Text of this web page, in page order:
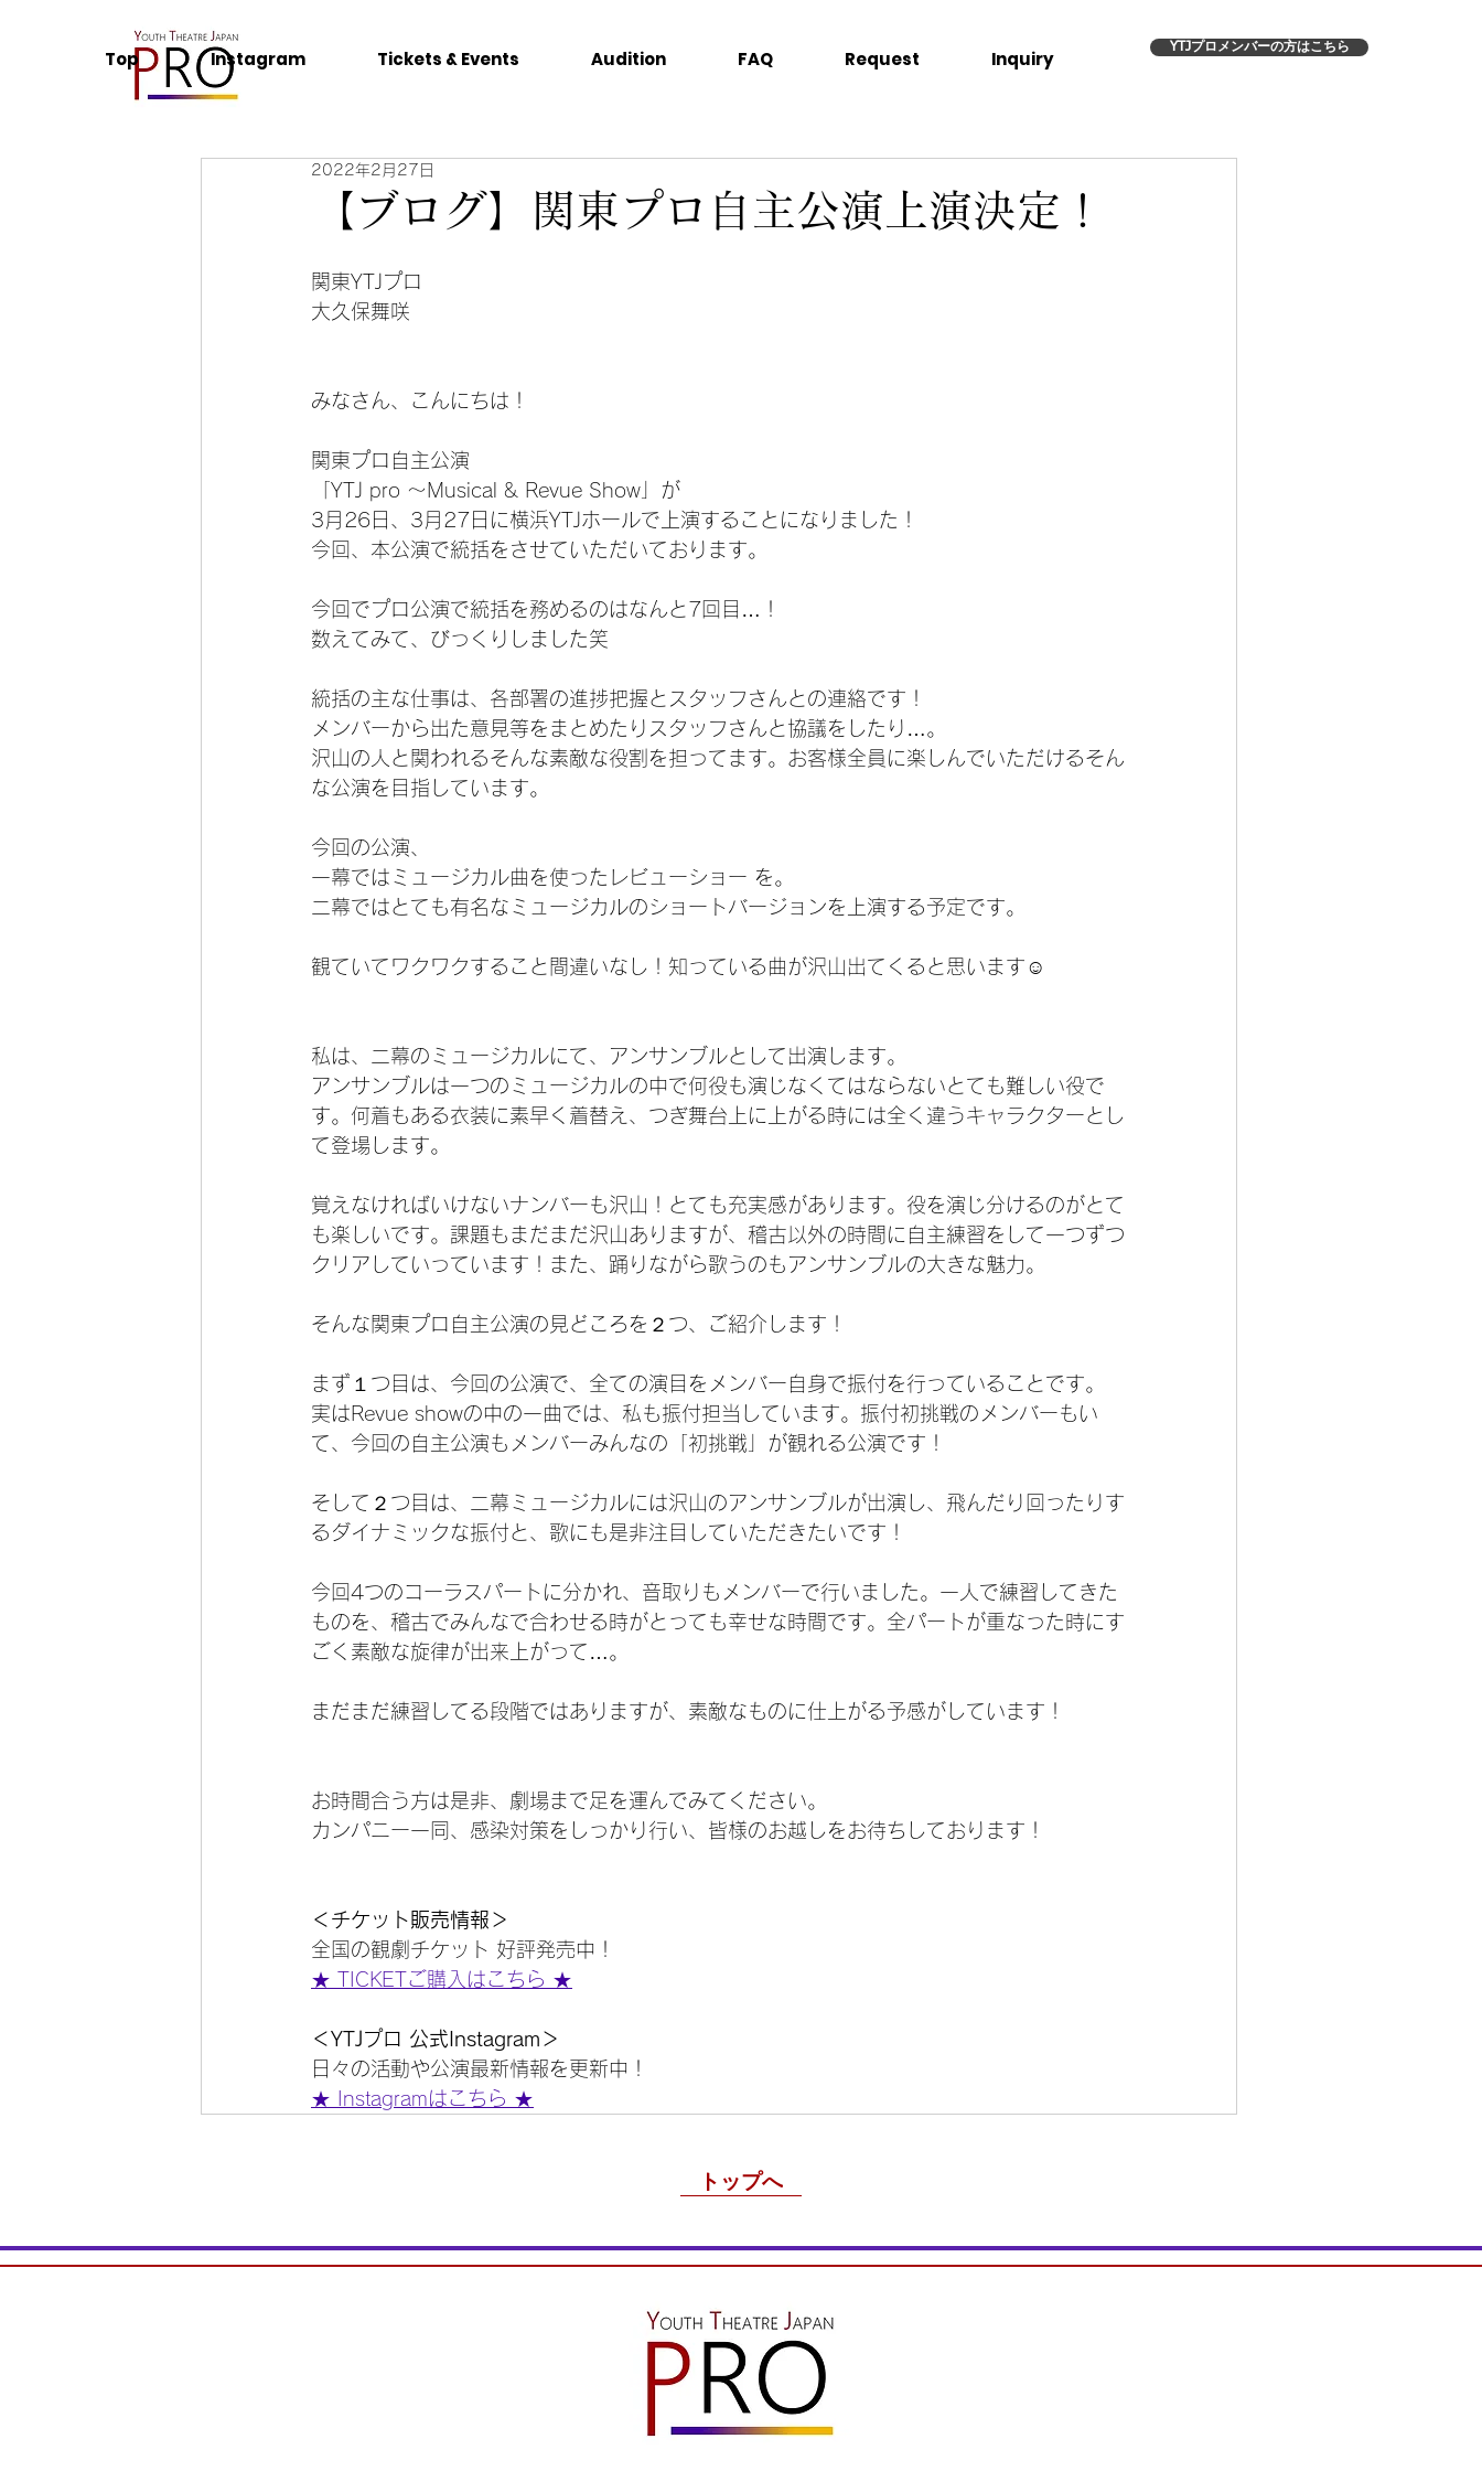
Top Instagram Tickets & Events Audition FAQ Request Inquiry YTJプロメンバーの方はこちら
【ブログ】関東プロ自主公演上演決定！
2022年2月27日
関東YTJプロ
大久保舞咲
みなさん、こんにちは！
関東プロ自主公演
「YTJ pro 〜Musical & Revue Show」が
3月26日、3月27日に横浜YTJホールで上演することになりました！
今回、本公演で統括をさせていただいております。
今回でプロ公演で統括を務めるのはなんと7回目…！
数えてみて、びっくりしました笑
統括の主な仕事は、各部署の進捗把握とスタッフさんとの連絡です！
メンバーから出た意見等をまとめたりスタッフさんと協議をしたり…。
沢山の人と関われるそんな素敵な役割を担ってます。お客様全員に楽しんでいただけるそん
な公演を目指しています。
今回の公演、
一幕ではミュージカル曲を使ったレビューショー を。
二幕ではとても有名なミュージカルのショートバージョンを上演する予定です。
観ていてワクワクすること間違いなし！知っている曲が沢山出てくると思います☺
私は、二幕のミュージカルにて、アンサンブルとして出演します。
アンサンブルは一つのミュージカルの中で何役も演じなくてはならないとても難しい役で
す。何着もある衣装に素早く着替え、つぎ舞台上に上がる時には全く違うキャラクターとし
て登場します。
覚えなければいけないナンバーも沢山！とても充実感があります。役を演じ分けるのがとて
も楽しいです。課題もまだまだ沢山ありますが、稽古以外の時間に自主練習をして一つずつ
クリアしていっています！また、踊りながら歌うのもアンサンブルの大きな魅力。
そんな関東プロ自主公演の見どころを２つ、ご紹介します！
まず１つ目は、今回の公演で、全ての演目をメンバー自身で振付を行っていることです。
実はRevue showの中の一曲では、私も振付担当しています。振付初挑戦のメンバーもい
て、今回の自主公演もメンバーみんなの「初挑戦」が観れる公演です！
そして２つ目は、二幕ミュージカルには沢山のアンサンブルが出演し、飛んだり回ったりす
るダイナミックな振付と、歌にも是非注目していただきたいです！
今回4つのコーラスパートに分かれ、音取りもメンバーで行いました。一人で練習してきた
ものを、稽古でみんなで合わせる時がとっても幸せな時間です。全パートが重なった時にす
ごく素敵な旋律が出来上がって…。
まだまだ練習してる段階ではありますが、素敵なものに仕上がる予感がしています！
お時間合う方は是非、劇場まで足を運んでみてください。
カンパニー一同、感染対策をしっかり行い、皆様のお越しをお待ちしております！
＜チケット販売情報＞
全国の観劇チケット 好評発売中！
★ TICKETご購入はこちら ★
＜YTJプロ 公式Instagram＞
日々の活動や公演最新情報を更新中！
★ Instagramはこちら ★
トップへ